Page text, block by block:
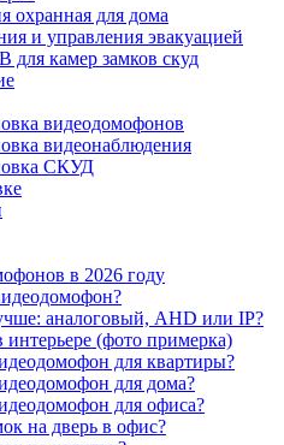
охранная для дома
и управления эвакуацией
для камер замков скуд
видеодомофонов
видеонаблюдения
СКУД
в 2026 году
аналоговый, AHD или IP?
(фото примерка)
для квартиры?
для дома?
для офиса?
на дверь в офис?